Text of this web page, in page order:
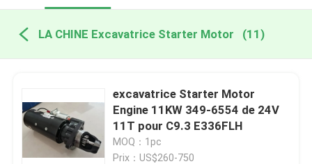
LA CHINE Excavatrice Starter Motor (11)
excavatrice Starter Motor
Engine 11KW 349-6554 de 24V
11T pour C9.3 E336FLH
MOQ：1pc
Prix：US$260-750